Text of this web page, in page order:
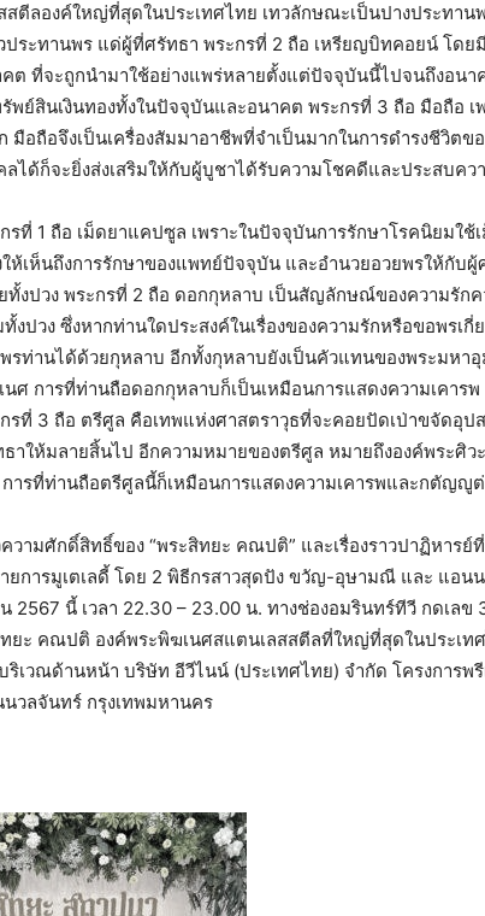
สตีลองค์ใหญ่ที่สุดในประเทศไทย เทวลักษณะเป็นปางประทาน
ประทานพร แด่ผู้ที่ศรัทธา พระกรที่ 2 ถือ เหรียญบิทคอยน์ โด
คต ที่จะถูกนำมาใช้อย่างแพร่หลายตั้งแต่ปัจจุบันนี้ไปจนถึงอนา
พย์สินเงินทองทั้งในปัจจุบันและอนาคต พระกรที่ 3 ถือ มือถือ เ
มือถือจึงเป็นเครื่องสัมมาอาชีพที่จำเป็นมากในการดำรงชีวิต
ลได้ก็จะยิ่งส่งเสริมให้กับผู้บูชาได้รับความโชคดีและประสบคว
รที่ 1 ถือ เม็ดยาแคปซูล เพราะในปัจจุบันการรักษาโรคนิยมใ
ห้เห็นถึงการรักษาของแพทย์ปัจจุบัน และอำนวยอวยพรให้กับ
ทั้งปวง พระกรที่ 2 ถือ ดอกกุหลาบ เป็นสัญลักษณ์ของความรั
งปวง ซึ่งหากท่านใดประสงค์ในเรื่องของความรักหรือขอพรเ
รท่านได้ด้วยกุหลาบ อีกทั้งกุหลาบยังเป็นคัวแทนของพระมหาอุ
นศ การที่ท่านถือดอกกุหลาบก็เป็นเหมือนการแสดงความเคา
รที่ 3 ถือ ตรีศูล คือเทพแห่งศาสตราวุธที่จะคอยปัดเป่าขจัดอุป
ธาให้มลายสิ้นไป อีกความหมายของตรีศูล หมายถึงองค์พระศิว
ารที่ท่านถือตรีศูลนี้ก็เหมือนการแสดงความเคารพและกตัญญู
ความศักดิ์สิทธิ์ของ “พระสิทยะ คณปติ” และเรื่องราวปาฏิหาร
ยการมูเตเลดี้ โดย 2 พิธีกรสาวสุดปัง ขวัญ-อุษามณี และ แอนน
2567 นี้ เวลา 22.30 – 23.00 น. ทางช่องอมรินทร์ทีวี กดเลข
ยะ คณปติ องค์พระพิฆเนศสแตนเลสสตีลที่ใหญ่ที่สุดในประเท
ริเวณด้านหน้า บริษัท อีวีไนน์ (ประเทศไทย) จำกัด โครงการพ
วลจันทร์ กรุงเทพมหานคร